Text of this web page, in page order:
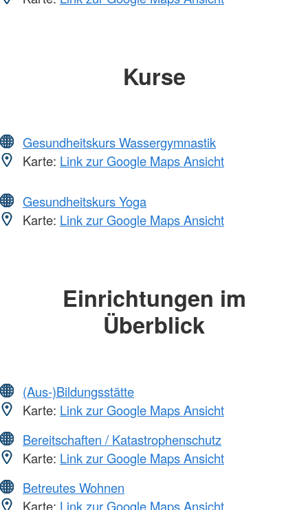
Kurse
Gesundheitskurs Wassergymnastik
Karte: Link zur Google Maps Ansicht
Gesundheitskurs Yoga
Karte: Link zur Google Maps Ansicht
Einrichtungen im
Überblick
(Aus-)Bildungsstätte
Karte: Link zur Google Maps Ansicht
Bereitschaften / Katastrophenschutz
Karte: Link zur Google Maps Ansicht
Betreutes Wohnen
Karte: Link zur Google Maps Ansicht